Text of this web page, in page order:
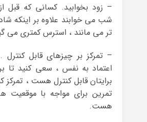
– زود بخوابید. کسانی که قبل
شب می خوابند علاوه بر اینکه
تر می مانند ، استرس کمتری می
– تمرکز بر چیزهای قابل کنترل
اعتماد به نفس ، سعی کنید تا
برایتان قابل کنترل هست ، تمرکز
تمرین برای مواجه با موقعیت
هست.